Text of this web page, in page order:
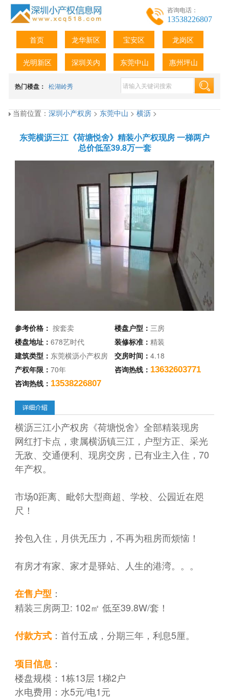
咨询电话：
13538226807
首页 龙华新区 宝安区 龙岗区
光明新区 深圳关内 东莞中山 惠州坪山
热门楼盘： 松湖岭秀
当前位置：深圳小产权房>东莞中山>横沥>
东莞横沥三江《荷塘悦舍》精装小产权现房 一梯两户
总价低至39.8万一套
参考价格：按套卖 楼盘户型： 三房
楼盘地址：678艺时代 装修标准： 精装
建筑类型： 东莞横沥小产权房 交房时间： 4.18
产权年限：70年 咨询热线： 13632603771
咨询热线： 13538226807
横沥三江小产权房《荷塘悦舍》全部精装现房
网红打卡点，隶属横沥镇三江，户型方正、采光
无敌、交通便利、现房交房，已有业主入住，70
年产权。
市场0距离、毗邻大型商超、学校、公园近在咫
尺！
拎包入住，月供无压力，不再为租房而烦恼！
有房才有家、家才是驿站、人生的港湾。。。
在售户型 ：
精装三房两卫: 102㎡ 低至39.8W/套！
付款方式 ：首付五成，分期三年，利息5厘。
项目信息 ：
楼盘规模：1栋13层 1梯2户
水电费用：水5元/电1元